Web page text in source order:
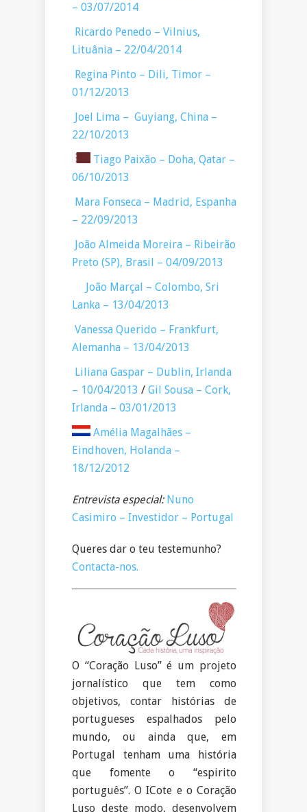
– 03/07/2014
Ricardo Penedo – Vilnius,
Lituânia – 22/04/2014
Regina Pinto – Dili, Timor –
01/12/2013
Joel Lima – Guyiang, China –
22/10/2013
Tiago Paixão – Doha, Qatar –
06/10/2013
Mara Fonseca – Madrid, Espanha
– 22/09/2013
João Almeida Moreira – Ribeirão
Preto (SP), Brasil – 04/09/2013
João Marçal – Colombo, Sri
Lanka – 13/04/2013
Vanessa Querido – Frankfurt,
Alemanha – 13/04/2013
Liliana Gaspar – Dublin, Irlanda
– 10/04/2013 / Gil Sousa – Cork,
Irlanda – 03/01/2013
Amélia Magalhães –
Eindhoven, Holanda –
18/12/2012
Entrevista especial: Nuno
Casimiro – Investidor – Portugal
Queres dar o teu testemunho?
Contacta-nos.
O “Coração Luso” é um projeto
jornalístico que tem como
objetivos, contar histórias de
portugueses espalhados pelo
mundo, ou ainda que, em
Portugal tenham uma história
que fomente o “espirito
português”. O ICote e o Coração
Luso deste modo, desenvolvem